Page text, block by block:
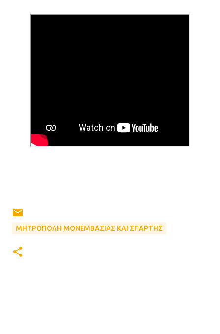
ΜΗΤΡΟΠΟΛΗ ΜΟΝΕΜΒΑΣΙΑΣ ΚΑΙ ΣΠΑΡΤΗΣ